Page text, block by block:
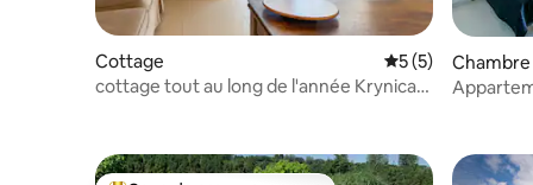
Cottage Évaluation
5 (5)
cottage tout au long de l'année Krynica